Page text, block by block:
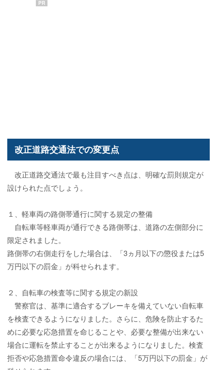
PR
改正道路交通法での変更点
改正道路交通法で最も注目すべき点は、明確な罰則規定が
設けられた点でしょう。
１、軽車両の路側帯通行に関する規定の整備
自転車等軽車両が通行できる路側帯は、道路の左側部分に
限定されました。
路側帯の右側走行をした場合は、「3ヵ月以下の懲役または5
万円以下の罰金」が科せられます。
２、自転車の検査等に関する規定の新設
警察官は、基準に適合するブレーキを備えていない自転車
を検査できるようになりました。さらに、危険を防止するた
めに必要な応急措置を命じることや、必要な整備が出来ない
場合に運転を禁止することが出来るようになりました。検査
拒否や応急措置命令違反の場合には、「5万円以下の罰金」が